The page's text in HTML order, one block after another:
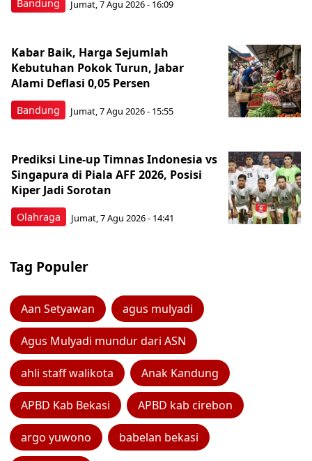
Bandung Jumat, 7 Agu 2026 - 16:09
Bandung
Kabar Baik, Harga Sejumlah
Kebutuhan Pokok Turun, Jabar
Alami Deflasi 0,05 Persen
Jumat, 7 Agu 2026 - 15:55
Olahraga
Prediksi Line-up Timnas Indonesia vs
Singapura di Piala AFF 2026, Posisi
Kiper Jadi Sorotan
Jumat, 7 Agu 2026 - 14:41
Tag Populer
Aan Setyawan agus mulyadi
Agus Mulyadi mundur dari ASN
ahli staff walikota Anak Kandung
APBD Kab Bekasi APBD kab cirebon
argo yuwono babelan bekasi